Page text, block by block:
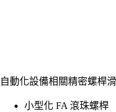
自動化設備相關精密螺桿
小型化 FA 滾珠螺桿